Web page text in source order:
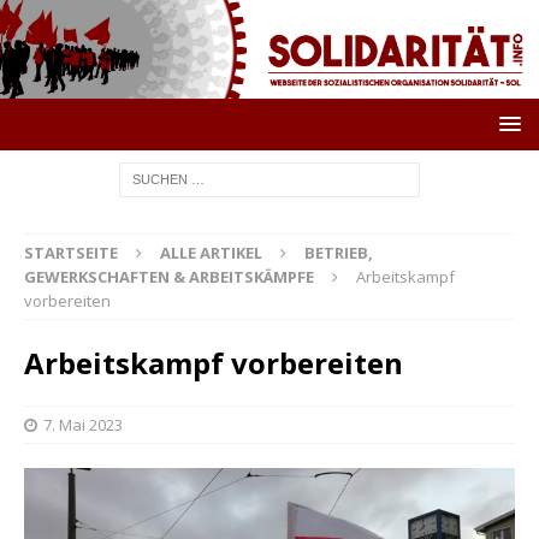
STARTSEITE ALLE ARTIKEL
BETRIEB,
GEWERKSCHAFTEN & ARBEITSKÄMPFE
Arbeitskampf
vorbereiten
Arbeitskampf vorbereiten
7. Mai 2023